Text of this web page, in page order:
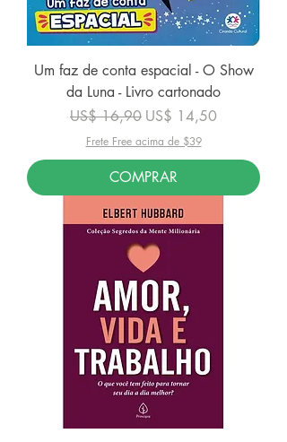
Um faz de conta espacial - O Show
da Luna - Livro cartonado
Preço normal
US$ 16,90 Preço promocional
US$ 14,50
Frete Free acima de $39
COMPRAR